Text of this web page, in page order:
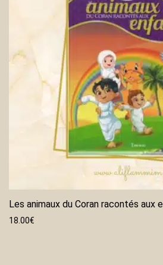
Les animaux du Coran racontés aux
18.00€